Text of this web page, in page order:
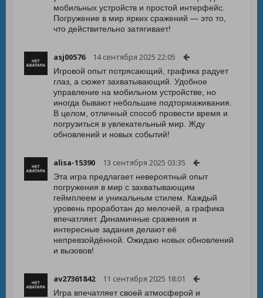
мобильных устройств и простой интерфейс.
Погружение в мир ярких сражений — это то,
что действительно затягивает!
asj00576 14 сентября 2025 22:05
Игровой опыт потрясающий, графика радует
глаз, а сюжет захватывающий. Удобное
управление на мобильном устройстве, но
иногда бывают небольшие подтормаживания.
В целом, отличный способ провести время и
погрузиться в увлекательный мир. Жду
обновлений и новых событий!
alisa-15390 13 сентября 2025 03:35
Эта игра предлагает невероятный опыт
погружения в мир с захватывающим
геймплеем и уникальным стилем. Каждый
уровень проработан до мелочей, а графика
впечатляет. Динамичные сражения и
интересные задания делают её
непревзойдённой. Ожидаю новых обновлений
и вызовов!
av27361842 11 сентября 2025 18:01
Игра впечатляет своей атмосферой и